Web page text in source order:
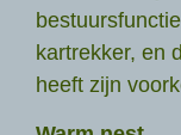
kartrekker, en
heeft zijn